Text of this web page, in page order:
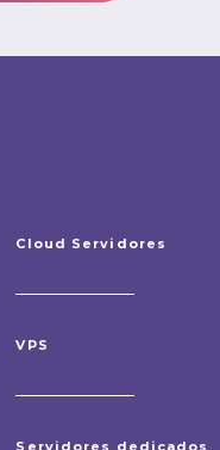
Cloud Servidores
VPS
Servidores dedicados